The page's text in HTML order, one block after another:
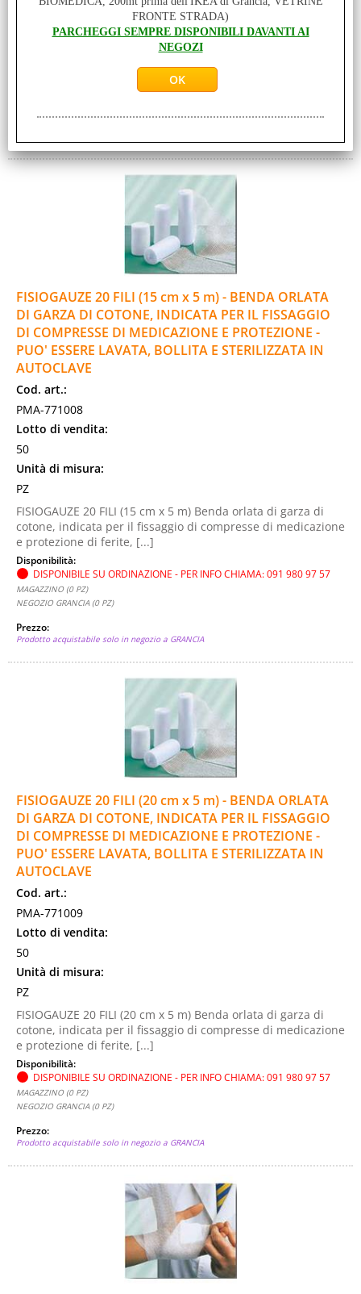
FISIOGAUZE 20 FILI (12 cm x 5 m) Benda orlata di garza di
cotone, indicata per il fissaggio di compresse di medicazione
e protezione di ferite, [...]
DISPONIBILE SU ORDINAZIONE - PER INFO CHIAMA: 091 980 97 57
FISIOGAUZE 20 FILI (15 cm x 5 m) - BENDA ORLATA
DI GARZA DI COTONE, INDICATA PER IL FISSAGGIO
DI COMPRESSE DI MEDICAZIONE E PROTEZIONE -
PUO' ESSERE LAVATA, BOLLITA E STERILIZZATA IN
AUTOCLAVE
Cod. art.:
PMA-771008
Lotto di vendita:
50
Unità di misura:
PZ
FISIOGAUZE 20 FILI (15 cm x 5 m) Benda orlata di garza di
cotone, indicata per il fissaggio di compresse di medicazione
e protezione di ferite, [...]
Disponibilità:
DISPONIBILE SU ORDINAZIONE - PER INFO CHIAMA: 091 980 97 57
MAGAZZINO (0 PZ)
NEGOZIO GRANCIA (0 PZ)
Prezzo:
Prodotto acquistabile solo in negozio a GRANCIA
FISIOGAUZE 20 FILI (20 cm x 5 m) - BENDA ORLATA
DI GARZA DI COTONE, INDICATA PER IL FISSAGGIO
DI COMPRESSE DI MEDICAZIONE E PROTEZIONE -
PUO' ESSERE LAVATA, BOLLITA E STERILIZZATA IN
AUTOCLAVE
Cod. art.:
PMA-771009
Lotto di vendita:
50
Unità di misura:
PZ
FISIOGAUZE 20 FILI (20 cm x 5 m) Benda orlata di garza di
cotone, indicata per il fissaggio di compresse di medicazione
e protezione di ferite, [...]
Disponibilità:
DISPONIBILE SU ORDINAZIONE - PER INFO CHIAMA: 091 980 97 57
MAGAZZINO (0 PZ)
NEGOZIO GRANCIA (0 PZ)
Prezzo:
Prodotto acquistabile solo in negozio a GRANCIA
FRONTE STRADA)
PARCHEGGI SEMPRE DISPONIBILI DAVANTI AI
NEGOZI